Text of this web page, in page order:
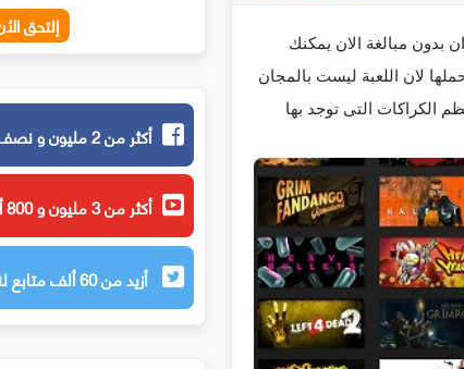
إلتحق
أكثر من 2 مليون و نصف معجب
أكثر من 3 مليون و 800 ألف متابع
أزيد من 60 ألف متابع لنا عبر تويتر